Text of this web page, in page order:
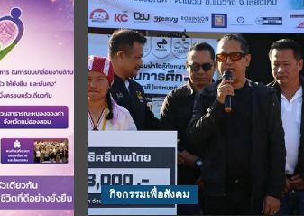
กิจกรรมเพื่อสังคม